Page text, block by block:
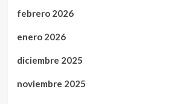
febrero 2026
enero 2026
diciembre 2025
noviembre 2025